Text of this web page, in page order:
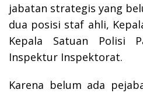
jabatan strategis yang
dua posisi staf ahli,
Kepala Satuan Polisi
Inspektur Inspektorat.
Karena belum ada